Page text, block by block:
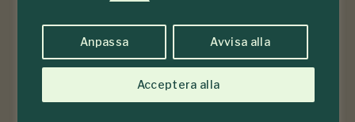
Anpassa Avvisa alla
Acceptera alla